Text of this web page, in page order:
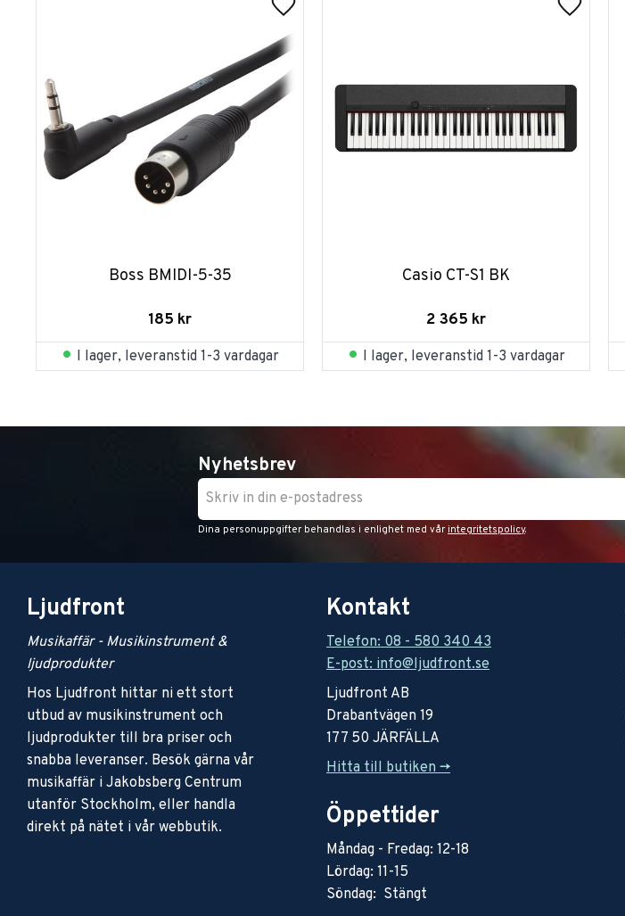
Boss BMIDI-5-35
185 kr
I lager, leveranstid 1-3 vardagar
Casio CT-S1 BK
2 365 kr
I lager, leveranstid 1-3 vardagar
Nyhetsbrev
Dina personuppgifter behandlas i enlighet med vår integritetspolicy.
Ljudfront
Musikaffär - Musikinstrument &
ljudprodukter
Hos Ljudfront hittar ni ett stort
utbud av musikinstrument och
ljudprodukter till bra priser och
snabba leveranser. Besök gärna vår
musikaffär i Jakobsberg Centrum
utanför Stockholm, eller handla
direkt på nätet i vår webbutik.
Kontakt
Telefon: 08 - 580 340 43
E-post: info@ljudfront.se
Ljudfront AB
Drabantvägen 19
177 50 JÄRFÄLLA
Hitta till butiken ->
Öppettider
Måndag - Fredag: 12-18
Lördag: 11-15
Söndag: Stängt